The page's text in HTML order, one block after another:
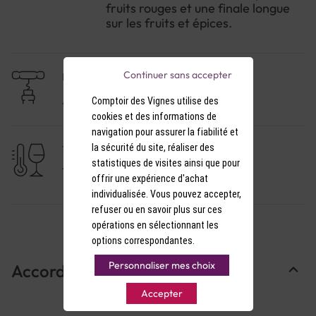
fruits rouges et une finale longue
sur les fruits et épices.
NIVEAU DE GARDE
A consommer dans l'année
TEMPÉRATURE DE SERVICE
17-18°C
Accords Mets & Vins
Comptoir des Vignes utilise des
cookies et des informations de
navigation pour assurer la fiabilité et
la sécurité du site, réaliser des
statistiques de visites ainsi que pour
offrir une expérience d'achat
individualisée. Vous pouvez accepter,
refuser ou en savoir plus sur ces
opérations en sélectionnant les
options correspondantes.
Personnaliser mes choix
Accepter
Continuer sans accepter